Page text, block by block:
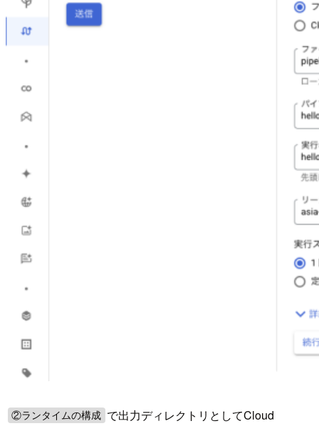
②ランタイムの構成 で出力ディレクトリとしてCloud